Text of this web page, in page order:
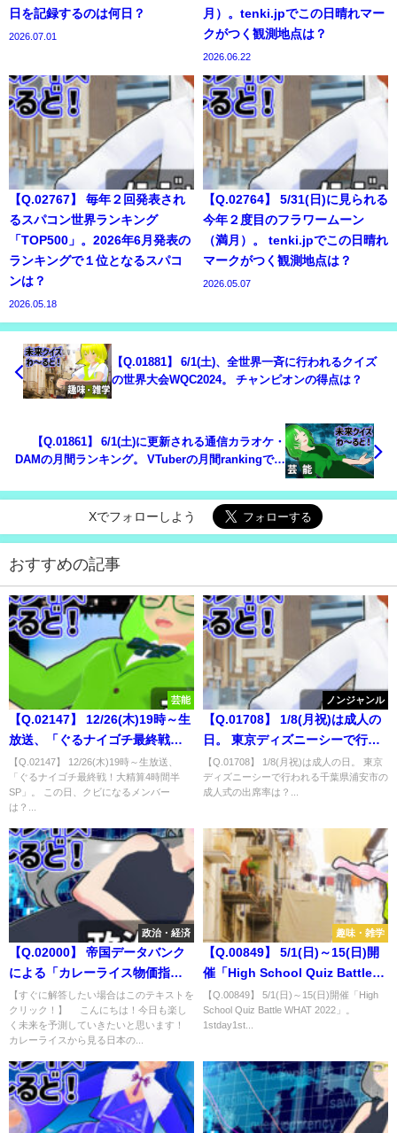
日を記録するのは何日？
2026.07.01
月）。tenki.jpでこの日晴れマー
クがつく観測地点は？
2026.06.22
【Q.02767】 毎年２回発表され
るスパコン世界ランキング
「TOP500」。2026年6月発表の
ランキングで１位となるスパコ
ンは？
2026.05.18
【Q.02764】 5/31(日)に見られる
今年２度目のフラワームーン
（満月）。 tenki.jpでこの日晴れ
マークがつく観測地点は？
2026.05.07
【Q.01881】 6/1(土)、全世界一斉に行われるクイズ
の世界大会WQC2024。 チャンピオンの得点は？
【Q.01861】 6/1(土)に更新される通信カラオケ・
DAMの月間ランキング。 VTuberの月間rankingで１
Xでフォローしよう
おすすめの記事
芸能
【Q.02147】 12/26(木)19時～生
放送、「ぐるナイゴチ最終戦！
大精算4時間半SP」。 この日、
クビになるメンバーは？
【Q.02147】 12/26(木)19時～生放送、
「ぐるナイゴチ最終戦！大精算4時間半
SP」。 この日、クビになるメンバー
は？...
ノンジャンル
【Q.01708】 1/8(月祝)は成人の
日。 東京ディズニーシーで行わ
れる千葉県浦安市の成人式の出
席率は？
【Q.01708】 1/8(月祝)は成人の日。 東京
ディズニーシーで行われる千葉県浦安市の
成人式の出席率は？...
政治・経済
【Q.02000】 帝国データバンク
による「カレーライス物価指
数」。９月中旬頃発表される
2024年７月の「カレーライス物
価」の数値は？
【すぐに解答したい場合はこのテキストを
クリック！】 こんにちは！今日も楽し
く未来を予測していきたいと思います！
カレーライスから見る日本の...
趣味・雑学
【Q.00849】 5/1(日)～15(日)開
催「High School Quiz Battle
WHAT 2022」。
1stday1ststageで満点を獲得し
た参加者の人数は？
【Q.00849】 5/1(日)～15(日)開催「High
School Quiz Battle WHAT 2022」。
1stday1st...